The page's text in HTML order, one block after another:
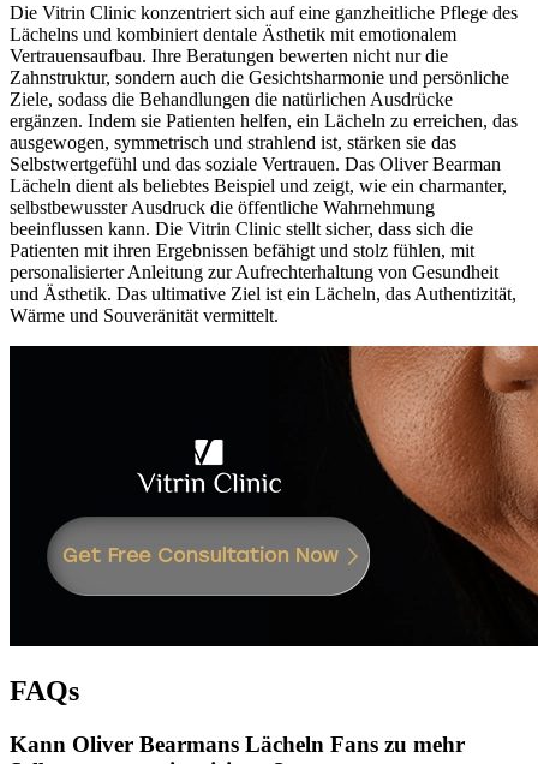
Die Vitrin Clinic konzentriert sich auf eine ganzheitliche Pflege des
Lächelns und kombiniert dentale Ästhetik mit emotionalem
Vertrauensaufbau. Ihre Beratungen bewerten nicht nur die
Zahnstruktur, sondern auch die Gesichtsharmonie und persönliche
Ziele, sodass die Behandlungen die natürlichen Ausdrücke
ergänzen. Indem sie Patienten helfen, ein Lächeln zu erreichen, das
ausgewogen, symmetrisch und strahlend ist, stärken sie das
Selbstwertgefühl und das soziale Vertrauen. Das Oliver Bearman
Lächeln dient als beliebtes Beispiel und zeigt, wie ein charmanter,
selbstbewusster Ausdruck die öffentliche Wahrnehmung
beeinflussen kann. Die Vitrin Clinic stellt sicher, dass sich die
Patienten mit ihren Ergebnissen befähigt und stolz fühlen, mit
personalisierter Anleitung zur Aufrechterhaltung von Gesundheit
und Ästhetik. Das ultimative Ziel ist ein Lächeln, das Authentizität,
Wärme und Souveränität vermittelt.
FAQs
Kann Oliver Bearmans Lächeln Fans zu mehr